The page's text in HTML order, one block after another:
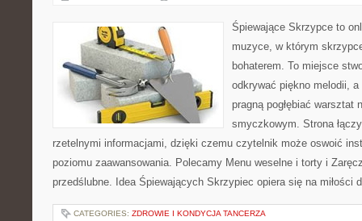
Śpiewające Skrzypce to
muzyce, w którym
bohaterem. To miejsce
odkrywać piękno melodii,
pragną pogłębiać warsztat
smyczkowym. Strona
rzetelnymi informacjami, dzięki czemu czytelnik może oswoić
poziomu zaawansowania. Polecamy Menu weselne i torty i
przedślubne. Idea Śpiewających Skrzypiec opiera się na miłości
CATEGORIES: ZDROWIE I KONDYCJA TANCERZA